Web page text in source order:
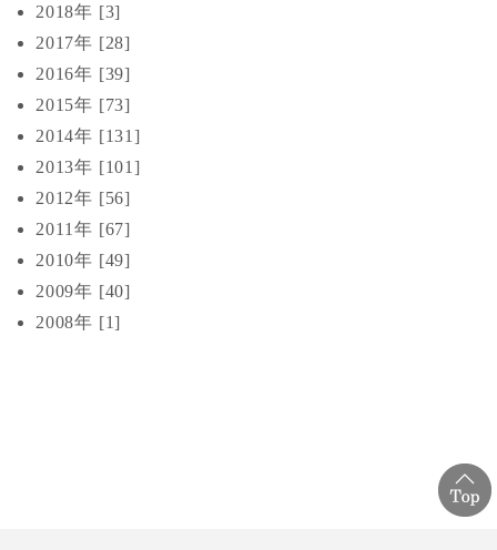
2018年 [3]
2017年 [28]
2016年 [39]
2015年 [73]
2014年 [131]
2013年 [101]
2012年 [56]
2011年 [67]
2010年 [49]
2009年 [40]
2008年 [1]